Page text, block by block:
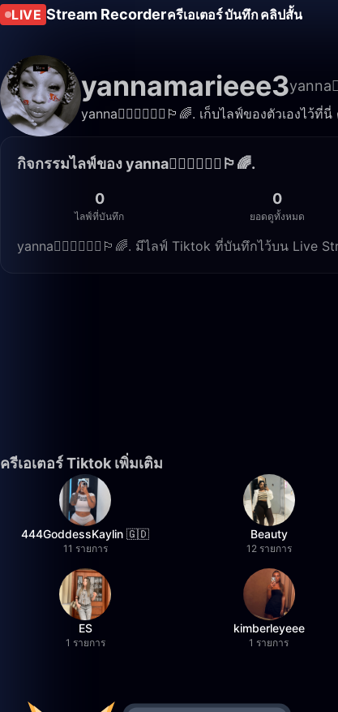
LIVE Stream Recorderครีเอเตอร์บันทึกคลิปสั้น
yannamarieee3
yanna👩🏽‍❤️‍💋‍👩🏾🏳️‍🌈. เก็บไลฟ์ของตัวเองไว้
กิจกรรมไลฟ์ของ yanna👩🏽‍❤️‍💋‍👩🏾🏳️‍🌈.
0
ไลฟ์ที่บันทึก
0
ยอดดูทั้งหมด
yanna👩🏽‍❤️‍💋‍👩🏾🏳️‍🌈. มีไลฟ์ Tiktok ที่บันทึกไว้บน Live
ครีเอเตอร์ Tiktok เพิ่มเติม
444GoddessKaylin 🇬🇩
11 รายการ
Beauty
12 รายการ
ES
1 รายการ
kimberleyeee
1 รายการ